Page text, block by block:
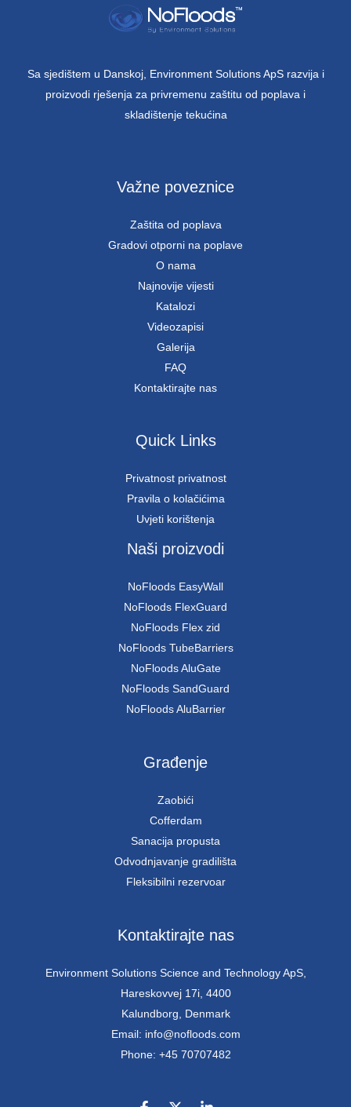
Sa sjedištem u Danskoj, Environment Solutions ApS razvija i
proizvodi rješenja za privremenu zaštitu od poplava i
skladištenje tekućina
Važne poveznice
Zaštita od poplava
Gradovi otporni na poplave
O nama
Najnovije vijesti
Katalozi
Videozapisi
Galerija
FAQ
Kontaktirajte nas
Quick Links
Privatnost privatnost
Pravila o kolačićima
Uvjeti korištenja
Naši proizvodi
NoFloods EasyWall
NoFloods FlexGuard
NoFloods Flex zid
NoFloods TubeBarriers
NoFloods AluGate
NoFloods SandGuard
NoFloods AluBarrier
Građenje
Zaobići
Cofferdam
Sanacija propusta
Odvodnjavanje gradilišta
Fleksibilni rezervoar
Kontaktirajte nas
Environment Solutions Science and Technology ApS,
Hareskovvej 17i, 4400
Kalundborg, Denmark
Email: info@nofloods.com
Phone: +45 70707482